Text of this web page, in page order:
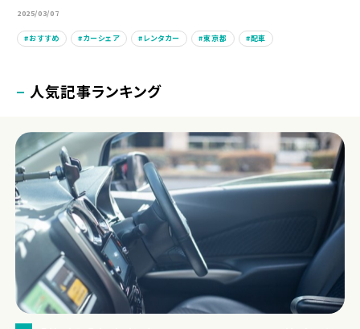
2025/03/07
おすすめ カーシェア レンタカー 東京都 配車
人気記事ランキング